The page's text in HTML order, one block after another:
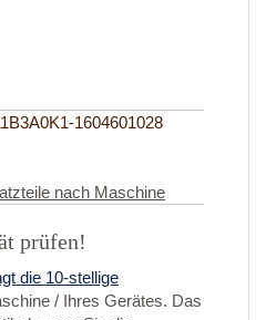
1604601028
nach Maschine
prüfen!
die 10-stellige
/ Ihres Gerätes. Das